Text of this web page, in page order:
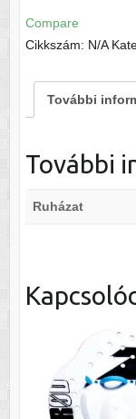
KUBIK
mennyiség
Compare
Cikkszám: N/A
További
További
Ruházat